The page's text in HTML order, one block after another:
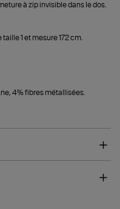
à zip invisible dans le dos.
1 et mesure 172 cm.
4% fibres métallisées.